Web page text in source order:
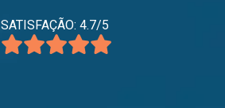
SATISFAÇÃO: 4.7/5